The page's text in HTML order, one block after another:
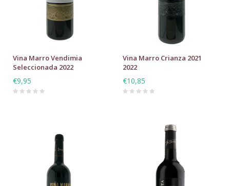
Vina Marro Vendimia
Seleccionada 2022
€9,95
Vina Marro Crianza 2021
2022
€10,85